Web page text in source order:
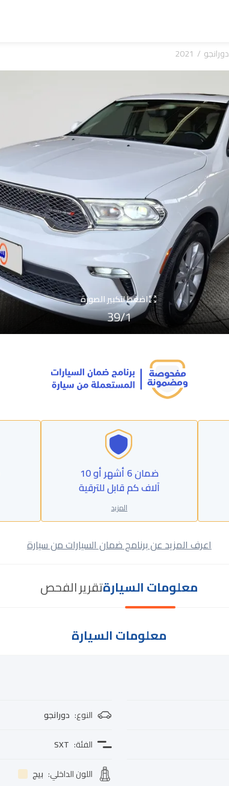
دورانجو 2021
اضغط لتكبير الصورة
1
/
39
ضمان 6 أشهر أو 10
آلاف كم قابل للترقية
المزيد
اعرف المزيد عن برنامج ضمان السيارات من سيارة
معلومات السيارةتقرير الفحص
معلومات السيارة
النوع: دورانجو
الفئة:
SXT
اللون الداخلي: بيج